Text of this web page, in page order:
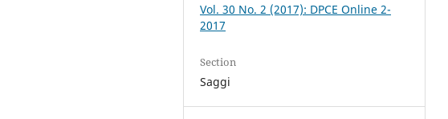
Vol. 30 No. 2 (2017): DPCE Online 2-
2017
Section
Saggi